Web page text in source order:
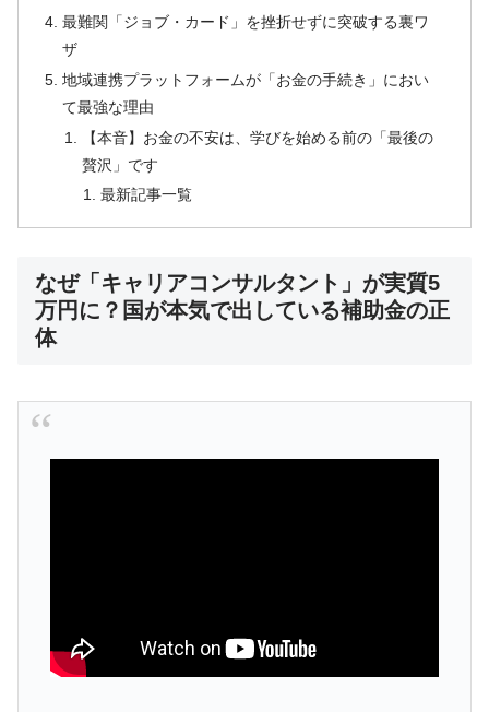
最難関「ジョブ・カード」を挫折せずに突破する裏ワ
ザ
地域連携プラットフォームが「お金の手続き」におい
て最強な理由
【本音】お金の不安は、学びを始める前の「最後の
贅沢」です
最新記事一覧
なぜ「キャリアコンサルタント」が実質5
万円に？国が本気で出している補助金の正
体